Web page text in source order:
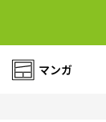
マンガ